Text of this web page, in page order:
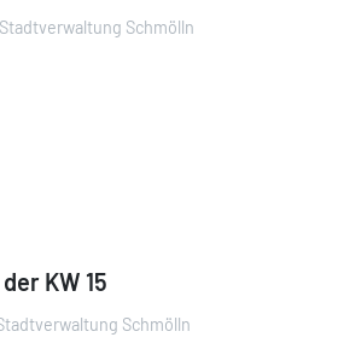
Stadtverwaltung Schmölln
KW 15
Schmölln